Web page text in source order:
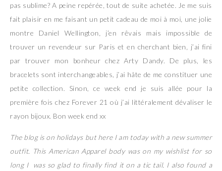
pas sublime? A peine repérée, tout de suite achetée. Je me suis
fait plaisir en me faisant un petit cadeau de moi à moi, une jolie
montre Daniel Wellington, j’en rêvais mais impossible de
trouver un revendeur sur Paris et en cherchant bien, j’ai fini
par trouver mon bonheur chez Arty Dandy. De plus, les
bracelets sont interchangeables, j’ai hâte de me constituer une
petite collection. Sinon, ce week end je suis allée pour la
première fois chez Forever 21 où j’ai littéralement dévaliser le
rayon bijoux. Bon week end xx
The blog is on holidays but here I am today with a new summer
outfit. This American Apparel body was on my wishlist for so
long I was so glad to finally find it on a tic tail. I also found a